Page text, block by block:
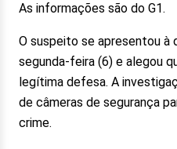
As informações são do G1.
O suspeito se apresentou à
segunda-feira (6) e alegou
legítima defesa. A
de câmeras de segurança
crime.